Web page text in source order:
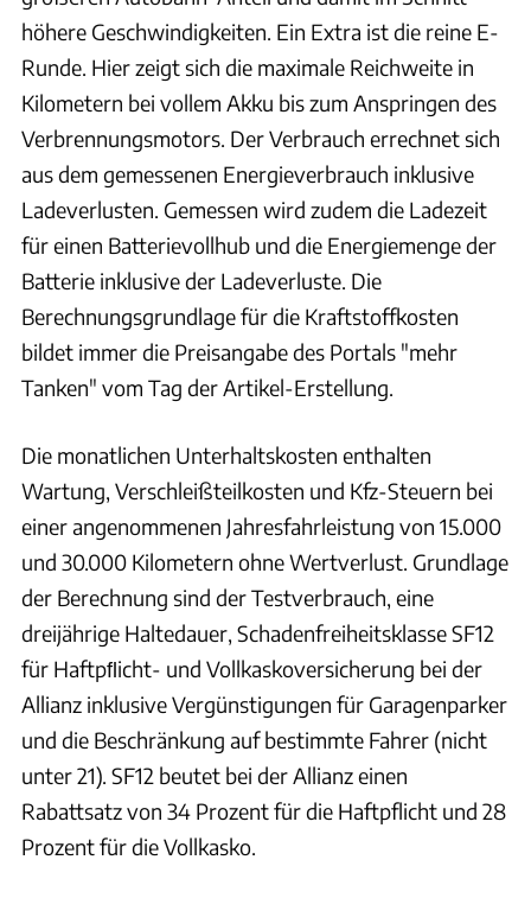
höhere Geschwindigkeiten. Ein Extra ist die reine E-
Runde. Hier zeigt sich die maximale Reichweite in
Kilometern bei vollem Akku bis zum Anspringen des
Verbrennungsmotors. Der Verbrauch errechnet sich
aus dem gemessenen Energieverbrauch inklusive
Ladeverlusten. Gemessen wird zudem die Ladezeit
für einen Batterievollhub und die Energiemenge der
Batterie inklusive der Ladeverluste. Die
Berechnungsgrundlage für die Kraftstoffkosten
bildet immer die Preisangabe des Portals "mehr
Tanken" vom Tag der Artikel-Erstellung.
Die monatlichen Unterhaltskosten enthalten
Wartung, Verschleißteilkosten und Kfz-Steuern bei
einer angenommenen Jahresfahrleistung von 15.000
und 30.000 Kilometern ohne Wertverlust. Grundlage
der Berechnung sind der Testverbrauch, eine
dreijährige Haltedauer, Schadenfreiheitsklasse SF12
für Haftpﬂicht- und Vollkaskoversicherung bei der
Allianz inklusive Vergünstigungen für Garagenparker
und die Beschränkung auf bestimmte Fahrer (nicht
unter 21). SF12 beutet bei der Allianz einen
Rabattsatz von 34 Prozent für die Haftpflicht und 28
Prozent für die Vollkasko.